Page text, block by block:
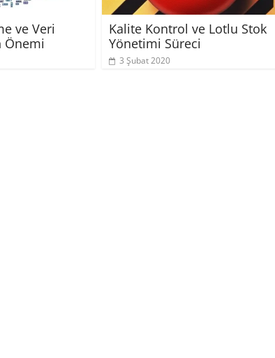
ve Veri
Önemi
Kalite Kontrol ve Lotlu Stok
Yönetimi Süreci
3 Şubat 2020